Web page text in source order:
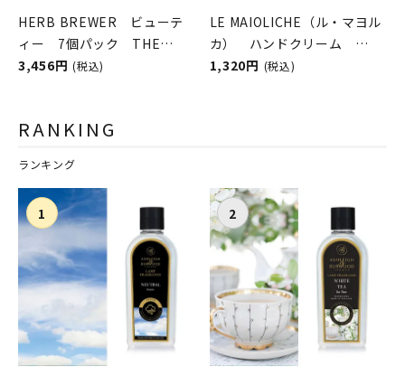
HERB BREWER ビューテ
ィー 7個パック THE
BREW COMPANY（ハーブブ
3,456円 (税込)
LE MAIOLICHE（ル・マヨル
カ） ハンドクリーム
Sicilian Lemon（シチリア
1,320円 (税込)
RANKING
ランキング